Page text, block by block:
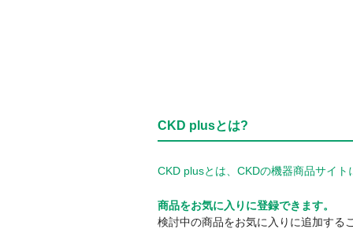
CKD plusとは?
CKD plusとは、CKDの機器商品サイ
商品をお気に入りに登録できます。
検討中の商品をお気に入りに追加する